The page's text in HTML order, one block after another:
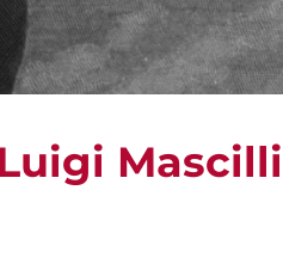
Mascilli